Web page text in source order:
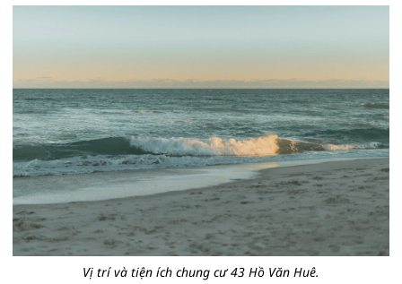
Vị trí và tiện ích chung cư 43 Hồ Văn Huê.